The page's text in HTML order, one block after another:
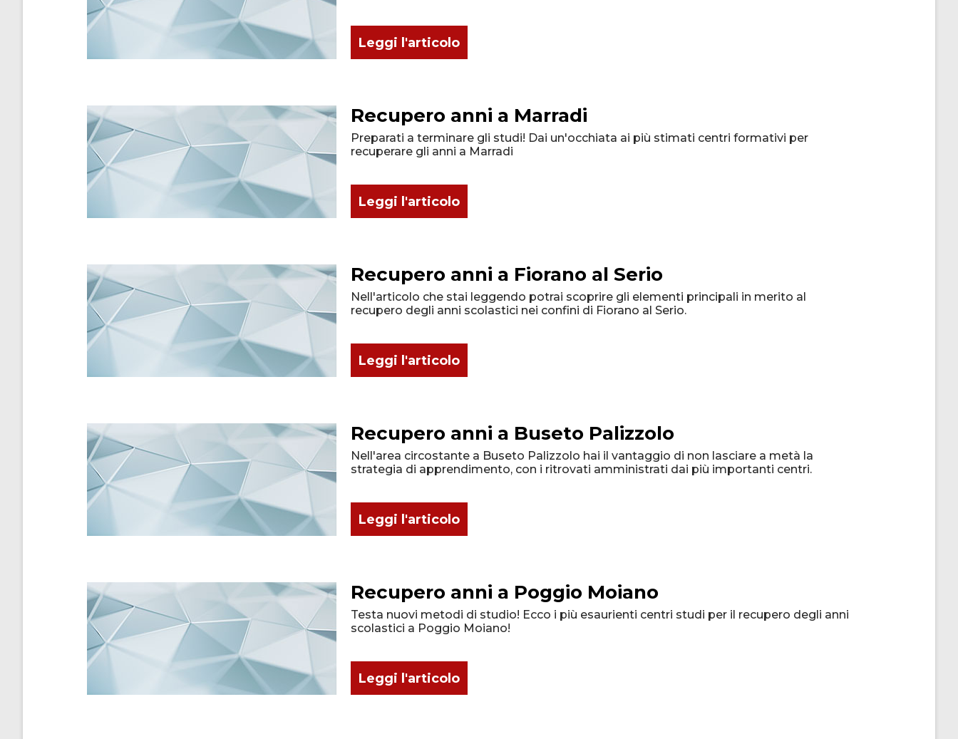
Leggi l'articolo
Recupero anni a Marradi
Preparati a terminare gli studi! Dai un'occhiata ai più stimati centri formativi per
recuperare gli anni a Marradi
Leggi l'articolo
Recupero anni a Fiorano al Serio
Nell'articolo che stai leggendo potrai scoprire gli elementi principali in merito al
recupero degli anni scolastici nei confini di Fiorano al Serio.
Leggi l'articolo
Recupero anni a Buseto Palizzolo
Nell'area circostante a Buseto Palizzolo hai il vantaggio di non lasciare a metà la
strategia di apprendimento, con i ritrovati amministrati dai più importanti centri.
Leggi l'articolo
Recupero anni a Poggio Moiano
Testa nuovi metodi di studio! Ecco i più esaurienti centri studi per il recupero degli anni
scolastici a Poggio Moiano!
Leggi l'articolo